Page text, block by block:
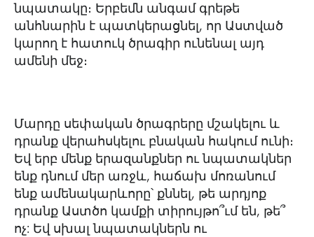
նպատակը։ Երբեմն անգամ գրեթե
անհնարին է պատկերացնել, որ Աստված
կարող է հատուկ ծրագիր ունենալ այդ
ամենի մեջ։
Մարդը սեփական ծրագրերը մշակելու և
դրանք վերահսկելու բնական հակում ունի։
Եվ երբ մենք երազանքներ ու նպատակներ
ենք դնում մեր առջև, հաճախ մոռանում
ենք ամենակարևորը՝ քննել, թե արդյոք
դրանք Աստծո կամքի տիրույթո՞ւմ են, թե՞
ոչ: Եվ սխալ նպատակներն ու